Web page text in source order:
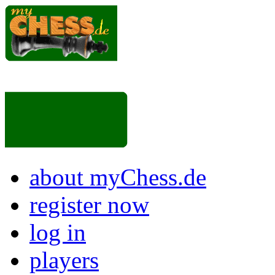
about myChess.de
register now
log in
players